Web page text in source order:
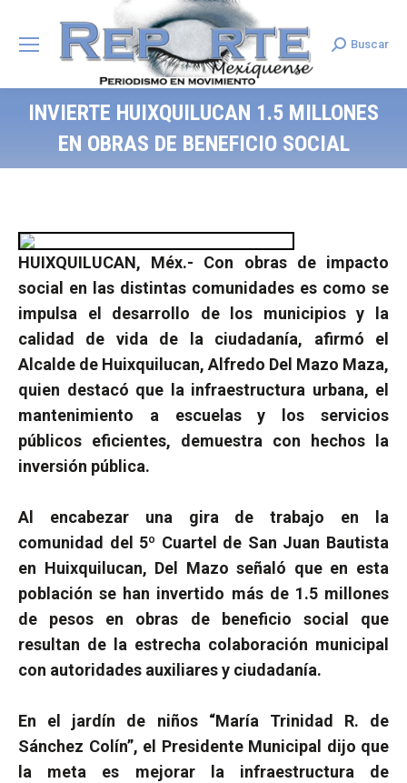
Search:
Buscar
INVIERTE HUIXQUILUCAN 1.5 MILLONES
EN OBRAS DE BENEFICIO SOCIAL
HUIXQUILUCAN, Méx.- Con obras de impacto
social en las distintas comunidades es como se
impulsa el desarrollo de los municipios y la
calidad de vida de la ciudadanía, afirmó el
Alcalde de Huixquilucan, Alfredo Del Mazo Maza,
quien destacó que la infraestructura urbana, el
mantenimiento a escuelas y los servicios
públicos eficientes, demuestra con hechos la
inversión pública.
Al encabezar una gira de trabajo en la
comunidad del 5º Cuartel de San Juan Bautista
en Huixquilucan, Del Mazo señaló que en esta
población se han invertido más de 1.5 millones
de pesos en obras de beneficio social que
resultan de la estrecha colaboración municipal
con autoridades auxiliares y ciudadanía.
En el jardín de niños “María Trinidad R. de
Sánchez Colín”, el Presidente Municipal dijo que
la meta es mejorar la infraestructura de